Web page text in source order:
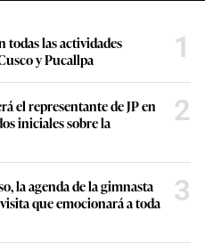
todas las actividades
y Pucallpa
1
el representante de JP en
iniciales sobre la
2
la agenda de la gimnasta
que emocionará a toda
3